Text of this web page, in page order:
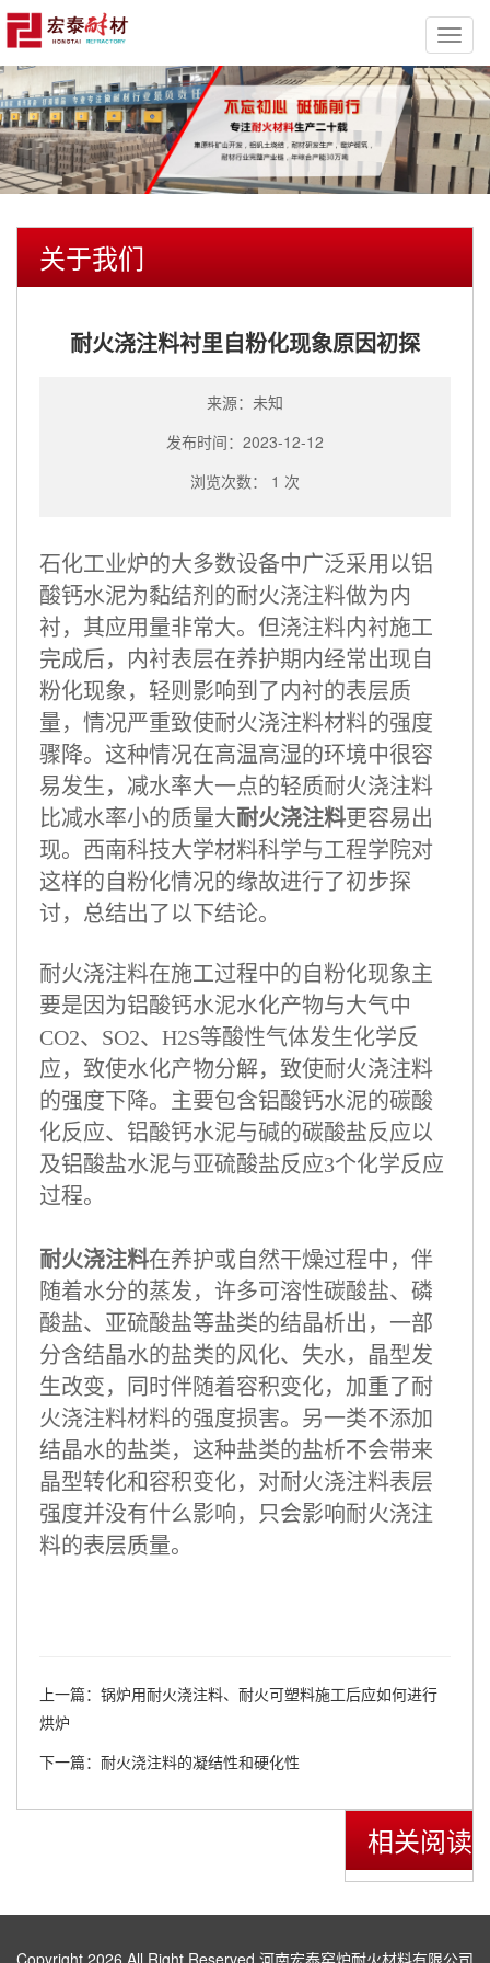
关于我们
耐火浇注料衬里自粉化现象原因初探
来源：未知
发布时间：2023-12-12
浏览次数： 1 次
石化工业炉的大多数设备中广泛采用以铝
酸钙水泥为黏结剂的耐火浇注料做为内
衬，其应用量非常大。但浇注料内衬施工
完成后，内衬表层在养护期内经常出现自
粉化现象，轻则影响到了内衬的表层质
量，情况严重致使耐火浇注料材料的强度
骤降。这种情况在高温高湿的环境中很容
易发生，减水率大一点的轻质耐火浇注料
比减水率小的质量大耐火浇注料更容易出
现。西南科技大学材料科学与工程学院对
这样的自粉化情况的缘故进行了初步探
讨，总结出了以下结论。
耐火浇注料在施工过程中的自粉化现象主
要是因为铝酸钙水泥水化产物与大气中
CO2、SO2、H2S等酸性气体发生化学反
应，致使水化产物分解，致使耐火浇注料
的强度下降。主要包含铝酸钙水泥的碳酸
化反应、铝酸钙水泥与碱的碳酸盐反应以
及铝酸盐水泥与亚硫酸盐反应3个化学反应
过程。
耐火浇注料在养护或自然干燥过程中，伴
随着水分的蒸发，许多可溶性碳酸盐、磷
酸盐、亚硫酸盐等盐类的结晶析出，一部
分含结晶水的盐类的风化、失水，晶型发
生改变，同时伴随着容积变化，加重了耐
火浇注料材料的强度损害。另一类不添加
结晶水的盐类，这种盐类的盐析不会带来
晶型转化和容积变化，对耐火浇注料表层
强度并没有什么影响，只会影响耐火浇注
料的表层质量。
上一篇： 锅炉用耐火浇注料、耐火可塑料施工后应如何进行
烘炉
下一篇： 耐火浇注料的凝结性和硬化性
相关阅读
Copyright 2026 All Right Reserved 河南宏泰窑炉耐火材料有限公司